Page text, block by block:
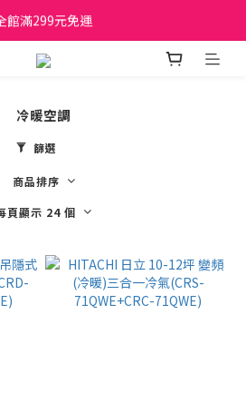
牌 原廠管制價格 私訊優惠價
館滿299元免運
牌 原廠管制價格 私訊優惠價
冷暖空調
篩選
商品排序
頁顯示 24 個